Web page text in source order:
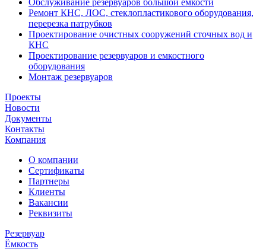
Обслуживание резервуаров большой емкости
Ремонт КНС, ЛОС, стеклопластикового оборудования,
перерезка патрубков
Проектирование очистных сооружений сточных вод и
КНС
Проектирование резервуаров и емкостного
оборудования
Монтаж резервуаров
Проекты
Новости
Документы
Контакты
Компания
О компании
Сертификаты
Партнеры
Клиенты
Вакансии
Реквизиты
Резервуар
Ёмкость